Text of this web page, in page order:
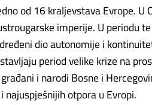
od 16 kraljevstava Evrope. U
imperije. U periodu
dio autonomije i
period velike krize na
i narodi Bosne i
otpora u Evropi.